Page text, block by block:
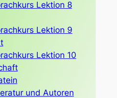
Lektion 8
Lektion 9
Lektion 10
und Autoren